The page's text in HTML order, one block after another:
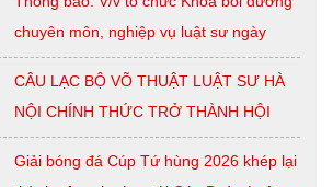
Triển, Luật sư Lê Thị Oanh
chuyên môn, nghiệp vụ luật sư ngày
08/8/2026 ( thứ Bảy)
CÂU LẠC BỘ VÕ THUẬT LUẬT SƯ HÀ
NỘI CHÍNH THỨC TRỞ THÀNH HỘI
VIÊN LIÊN ĐOÀN VÕ CỔ TRUYỀN
THÀNH PHỐ HÀ NỘI
Giải bóng đá Cúp Tứ hùng 2026 khép lại